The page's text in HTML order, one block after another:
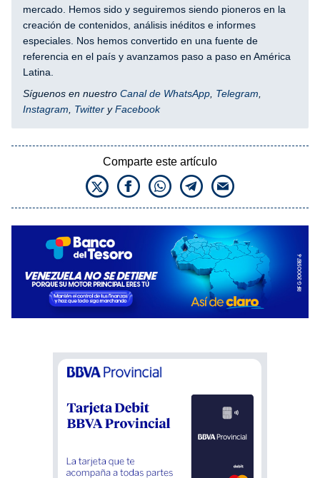
mercado. Hemos sido y seguiremos siendo pioneros en la
creación de contenidos, análisis inéditos e informes
especiales. Nos hemos convertido en una fuente de
referencia en el país y avanzamos paso a paso en América
Latina.
Síguenos en nuestro Canal de WhatsApp Telegram
Instagram
Twitter yFacebook
Comparte este artículo